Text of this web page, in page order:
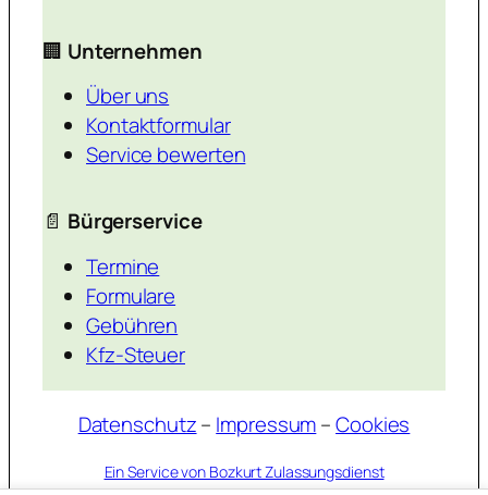
🏢 Unternehmen
Über uns
Kontaktformular
Service bewerten
📄 Bürgerservice
Termine
Formulare
Gebühren
Kfz-Steuer
Datenschutz– Impressum–Cookies
Ein Service von Bozkurt Zulassungsdienst